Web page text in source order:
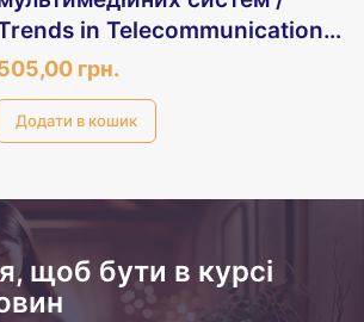
in Telecommunications
Multimedia Systems :
monograph. (англійською
мовою)
грн.
щоб бути в курсі